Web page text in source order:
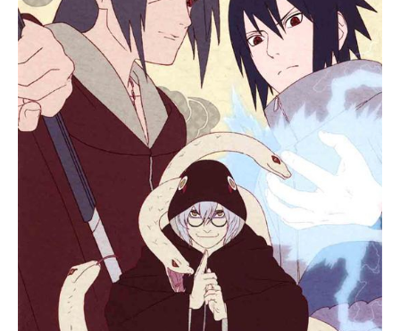
室」の女の子たちや忍犬ヘムヘムな
どがいて、とってもにぎやか!乱太郎
たち三人組は、授業も試験も失敗ば
かり、いつもなぜかロクでもないこ
とになってしまう。りっぱな忍者に
なるには、まだまだとおいみちのり
だけど、忍たまの毎日は、あかる
く・たのしく・ゆかい、なのだ！作
品名忍たま乱太郎放送形態TVアニメ
スケジュール1993年4月10日（土）
～第31シリーズ放送中キャスト乱太
郎：高山みなみきり丸：田中真弓し
んべヱ：一龍斎貞友大川平次渦正：
浦山迅山田伝蔵：大塚明夫土井半
助：関俊彦食堂のおばちゃん：巴菁
子ヘムヘム：島田敏ユキ：國府田マ
リ子トモミ：江森浩子シゲ：むたあ